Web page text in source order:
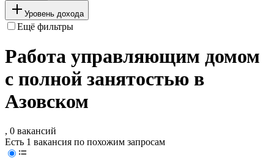
Уровень дохода
Ещё фильтры
Работа управляющим домом
с полной занятостью в
Азовском
, 0 вакансий
Есть 1 вакансия по похожим запросам